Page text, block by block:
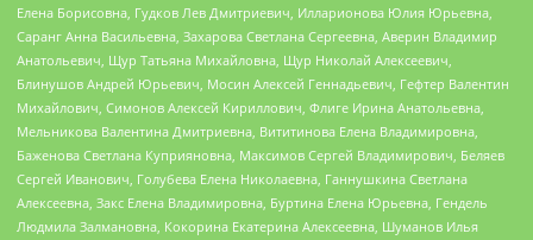
Елена Борисовна, Гудков Лев Дмитриевич, Илларионова Юлия Юрьевна,
Саранг Анна Васильевна, Захарова Светлана Сергеевна, Аверин Владимир
Анатольевич, Щур Татьяна Михайловна, Щур Николай Алексеевич,
Блинушов Андрей Юрьевич, Мосин Алексей Геннадьевич, Гефтер Валентин
Михайлович, Симонов Алексей Кириллович, Флиге Ирина Анатольевна,
Мельникова Валентина Дмитриевна, Вититинова Елена Владимировна,
Баженова Светлана Куприяновна, Максимов Сергей Владимирович, Беляев
Сергей Иванович, Голубева Елена Николаевна, Ганнушкина Светлана
Алексеевна, Закс Елена Владимировна, Буртина Елена Юрьевна, Гендель
Людмила Залмановна, Кокорина Екатерина Алексеевна, Шуманов Илья